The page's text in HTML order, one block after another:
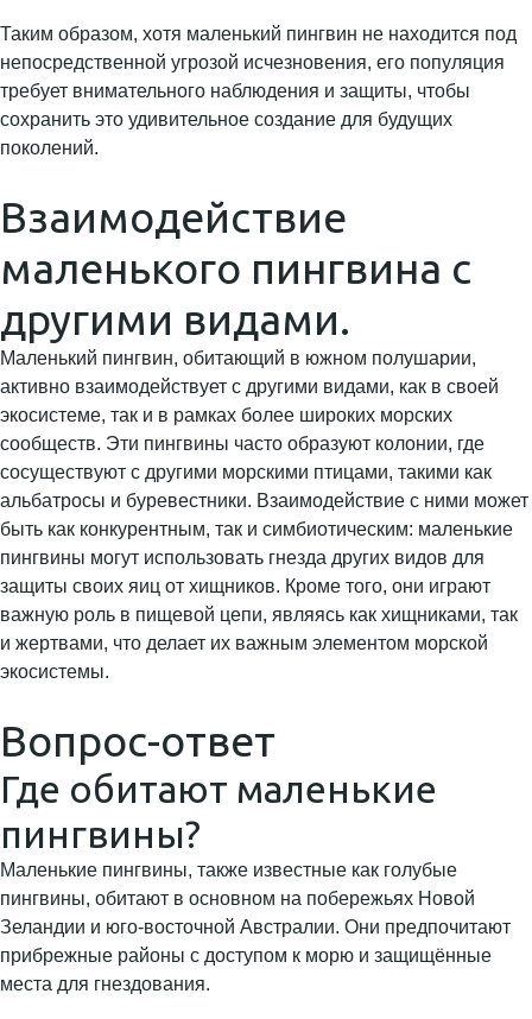
Таким образом, хотя маленький пингвин не находится под
непосредственной угрозой исчезновения, его популяция
требует внимательного наблюдения и защиты, чтобы
сохранить это удивительное создание для будущих
поколений.
Взаимодействие
маленького пингвина с
другими видами.
Маленький пингвин, обитающий в южном полушарии,
активно взаимодействует с другими видами, как в своей
экосистеме, так и в рамках более широких морских
сообществ. Эти пингвины часто образуют колонии, где
сосуществуют с другими морскими птицами, такими как
альбатросы и буревестники. Взаимодействие с ними может
быть как конкурентным, так и симбиотическим: маленькие
пингвины могут использовать гнезда других видов для
защиты своих яиц от хищников. Кроме того, они играют
важную роль в пищевой цепи, являясь как хищниками, так
и жертвами, что делает их важным элементом морской
экосистемы.
Вопрос-ответ
Где обитают маленькие
пингвины?
Маленькие пингвины, также известные как голубые
пингвины, обитают в основном на побережьях Новой
Зеландии и юго-восточной Австралии. Они предпочитают
прибрежные районы с доступом к морю и защищённые
места для гнездования.